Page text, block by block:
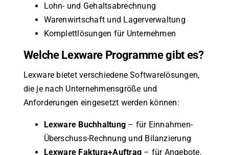
Lohn- und Gehaltsabrechnung
Warenwirtschaft und Lagerverwaltung
Komplettlösungen für Unternehmen
Welche Lexware Programme gibt es?
Lexware bietet verschiedene Softwarelösungen,
die je nach Unternehmensgröße und
Anforderungen eingesetzt werden können:
Lexware Buchhaltung – für Einnahmen-
Überschuss-Rechnung und Bilanzierung
Lexware Faktura+Auftrag – für Angebote,